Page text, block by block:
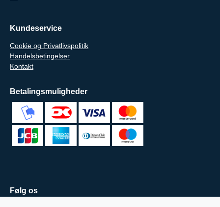
Kundeservice
Cookie og Privatlivspolitik
Handelsbetingelser
Kontakt
Betalingsmuligheder
Følg os